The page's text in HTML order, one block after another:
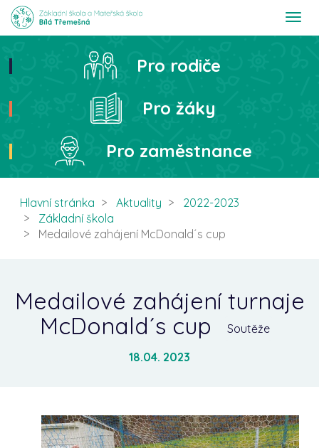
T
t
Hledat
Pro rodiče
Pro žáky
Pro zaměstnance
Hlavní stránka Aktuality
2022-2023
Základní škola
Medailové zahájení McDonald´s cup
Medailové zahájení turnaje
McDonald´s cup
Soutěže
18.04. 2023